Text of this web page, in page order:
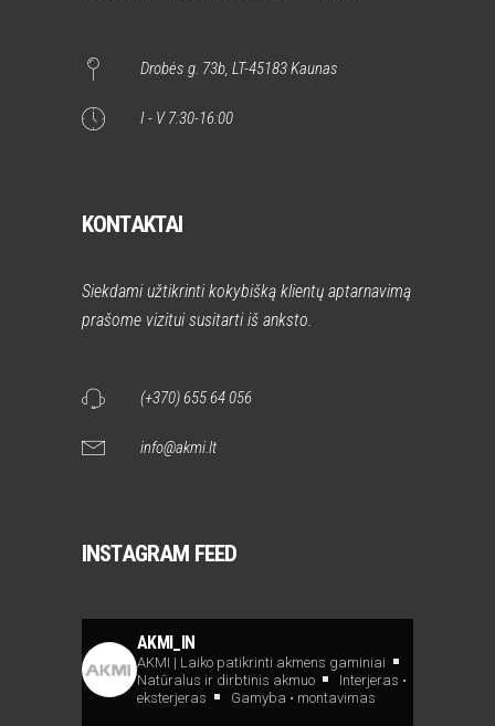
Drobės g. 73b, LT-45183 Kaunas
I - V 7:30-16:00
KONTAKTAI
Siekdami užtikrinti kokybišką klientų aptarnavimą
prašome vizitui susitarti iš anksto.
(+370) 655 64 056
info@akmi.lt
INSTAGRAM FEED
AKMI_IN
AKMI | Laiko patikrinti akmens gaminiai
Natūralus ir dirbtinis akmuo
Interjeras •
eksterjeras
Gamyba • montavimas